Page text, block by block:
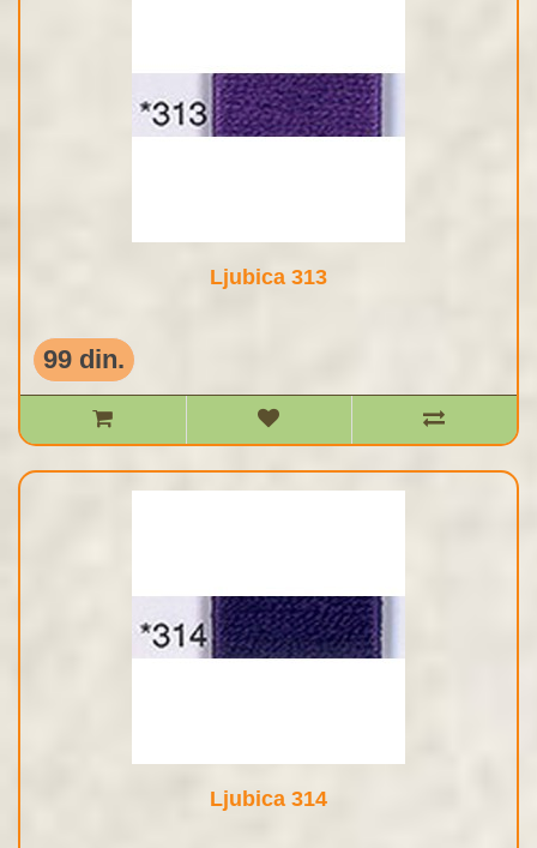
Ljubica 313
99 din.
Ljubica 314